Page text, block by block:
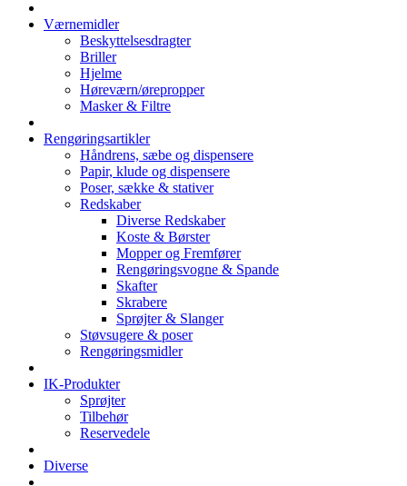
Værnemidler
Beskyttelsesdragter
Briller
Hjelme
Høreværn/ørepropper
Masker & Filtre
Rengøringsartikler
Håndrens, sæbe og dispensere
Papir, klude og dispensere
Poser, sække & stativer
Redskaber
Diverse Redskaber
Koste & Børster
Mopper og Fremfører
Rengøringsvogne & Spande
Skafter
Skrabere
Sprøjter & Slanger
Støvsugere & poser
Rengøringsmidler
IK-Produkter
Sprøjter
Tilbehør
Reservedele
Diverse